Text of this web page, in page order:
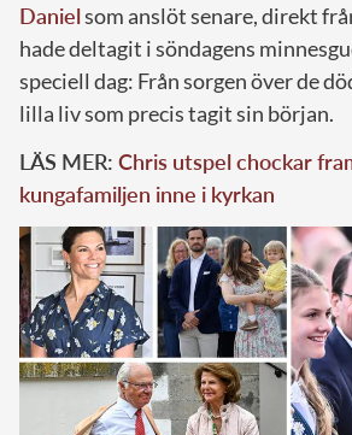
Danielsom anslöt senare, direkt
hade deltagit i söndagens
speciell dag: Från sorgen över de
lilla liv som precis tagit sin början.
LÄS MER: Chris utspel chockar
kungafamiljen inne i kyrkan